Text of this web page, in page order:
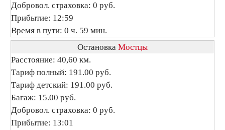
Добровол. страховка: 0 руб.
Прибытие: 12:59
Время в пути: 0 ч. 59 мин.
Остановка Мостцы
Расстояние: 40,60 км.
Тариф полный: 191.00 руб.
Тариф детский: 191.00 руб.
Багаж: 15.00 руб.
Добровол. страховка: 0 руб.
Прибытие: 13:01